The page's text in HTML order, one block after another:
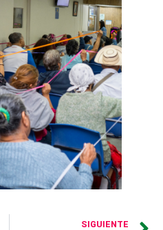
SIGUIENTE